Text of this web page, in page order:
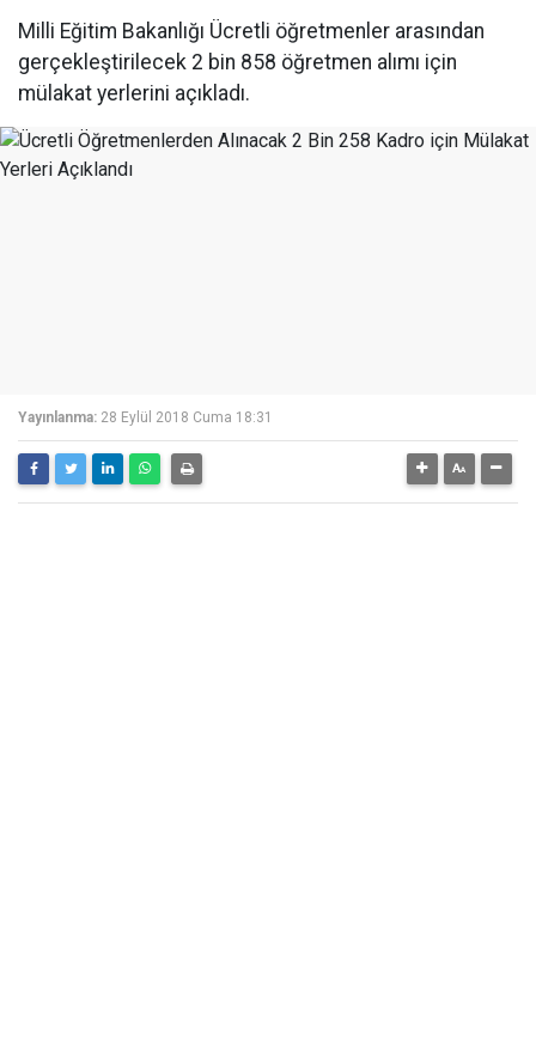
Milli Eğitim Bakanlığı Ücretli öğretmenler arasından
gerçekleştirilecek 2 bin 858 öğretmen alımı için
mülakat yerlerini açıkladı.
Yayınlanma: 28 Eylül 2018 Cuma 18:31